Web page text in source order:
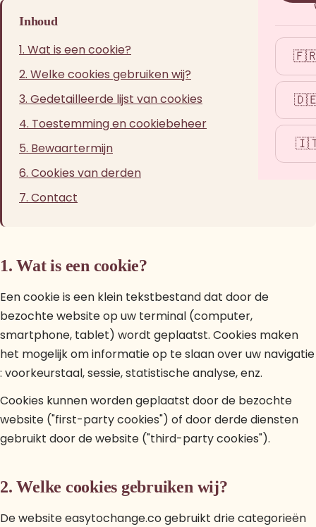
Inhoud
1. Wat is een cookie?
2. Welke cookies gebruiken wij?
3. Gedetailleerde lijst van cookies
4. Toestemming en cookiebeheer
5. Bewaartermijn
6. Cookies van derden
7. Contact
1. Wat is een cookie?
Een cookie is een klein tekstbestand dat door de
bezochte website op uw terminal (computer,
smartphone, tablet) wordt geplaatst. Cookies maken
het mogelijk om informatie op te slaan over uw navigatie
: voorkeurstaal, sessie, statistische analyse, enz.
Cookies kunnen worden geplaatst door de bezochte
website ("first-party cookies") of door derde diensten
gebruikt door de website ("third-party cookies").
2. Welke cookies gebruiken wij?
De website easytochange.co gebruikt drie categorieën